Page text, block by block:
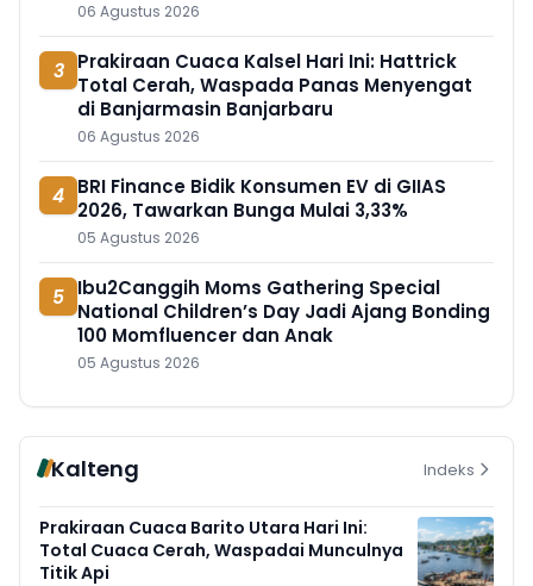
06 Agustus 2026
3 Prakiraan Cuaca Kalsel Hari Ini: Hattrick
Total Cerah, Waspada Panas Menyengat
di Banjarmasin Banjarbaru
06 Agustus 2026
4 BRI Finance Bidik Konsumen EV di GIIAS
2026, Tawarkan Bunga Mulai 3,33%
05 Agustus 2026
5 Ibu2Canggih Moms Gathering Special
National Children’s Day Jadi Ajang Bonding
100 Momfluencer dan Anak
05 Agustus 2026
Kalteng Indeks
Prakiraan Cuaca Barito Utara Hari Ini:
Total Cuaca Cerah, Waspadai Munculnya
Titik Api